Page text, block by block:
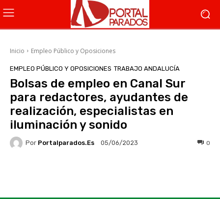
Inicio Empleo Público y Oposiciones
EMPLEO PÚBLICO Y OPOSICIONES TRABAJO ANDALUCÍA
Bolsas de empleo en Canal Sur
para redactores, ayudantes de
realización, especialistas en
iluminación y sonido
Por Portalparados.es 05/06/2023 0